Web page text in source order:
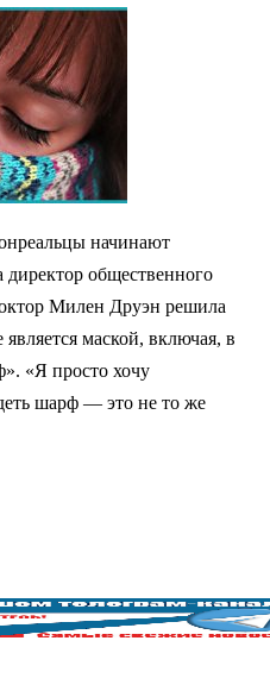
начинают
общественного
Милен Друэн решила
маской, включая, в
«Я просто хочу
шарф — это не то же